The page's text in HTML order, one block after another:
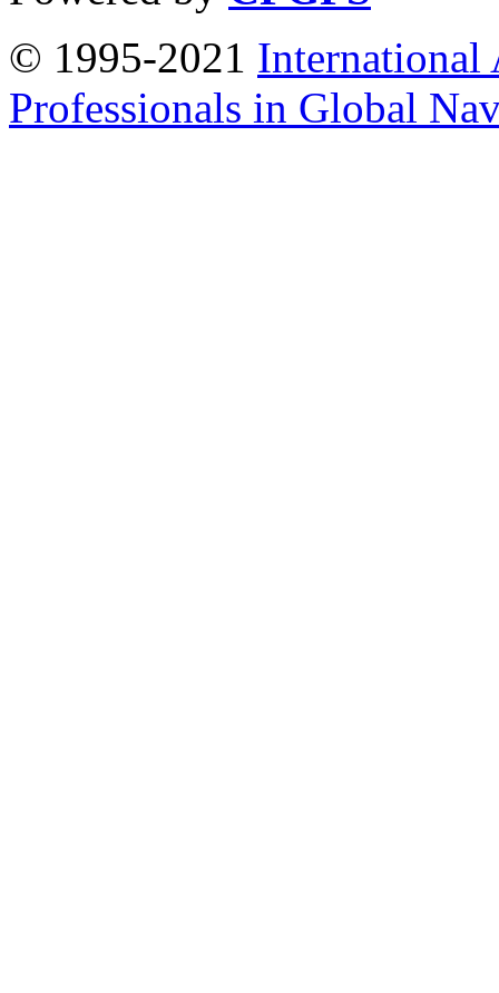
© 1995-2021 International
Professionals in Global